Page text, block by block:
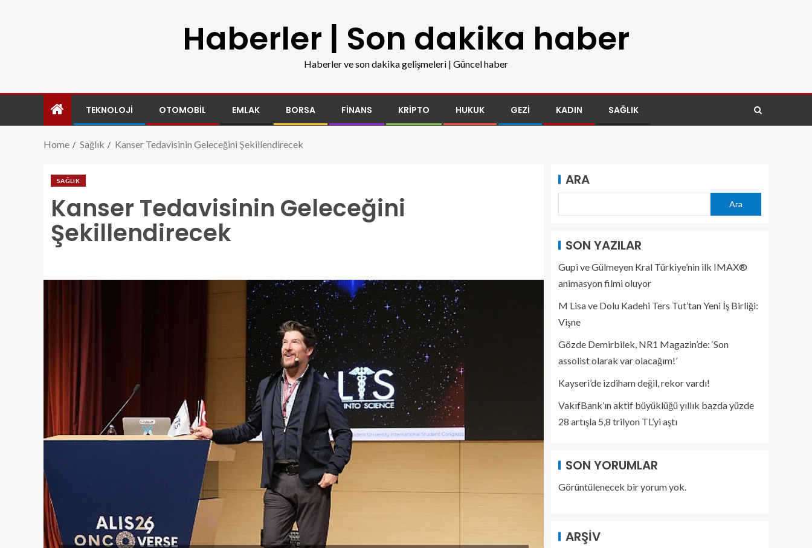
Haberler | Son dakika haber
Haberler ve son dakika gelişmeleri | Güncel haber
TEKNOLOJI OTOMOBIL EMLAK BORSA FINANS KRIPTO HUKUK GEZI KADIN SAĞLIK
Home Sağlık Kanser Tedavisinin Geleceğini Şekillendirecek
SAĞLIK
Kanser Tedavisinin Geleceğini
Şekillendirecek
ARA
Ara
SON YAZILAR
Gupi ve Gülmeyen Kral Türkiye’nin ilk IMAX®
animasyon filmi oluyor
M Lisa ve Dolu Kadehi Ters Tut’tan Yeni İş Birliği:
Vişne
Gözde Demirbilek, NR1 Magazin’de: ‘Son
assolist olarak var olacağım!’
Kayseri’de izdiham değil, rekor vardı!
VakıfBank’ın aktif büyüklüğü yıllık bazda yüzde
28 artışla 5,8 trilyon TL’yi aştı
SON YORUMLAR
Görüntülenecek bir yorum yok.
ARŞIV